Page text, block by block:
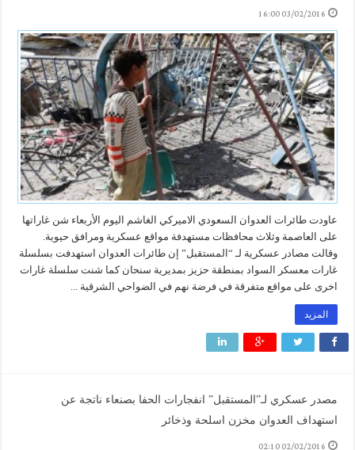
03/02/2016 16:00
عاودت طائرات العدوان السعودي الاميركي الغاشم اليوم الأربعاء شن غاراتها
على العاصمة وثلاث محافظات مستهدفة مواقع عسكرية ومرافق حيوية.
وقالت مصادر عسكرية لـ “المستقبل” إن طائرات العدوان استهدفت بسلسلة
غارات معسكر السواد بمنطقة حزيز بمديرية سنحان كما شنت سلسلة غارات
اخرى على مواقع متفرقة في فرضة نهم في الضواحي الشرقية ...
المزيد
مصدر عسكري لـ”المستقبل” انفجارات الحفا بصنعاء ناتجة عن
استهداف العدوان مخزن اسلحة وذخائر
02/02/2016 02:10